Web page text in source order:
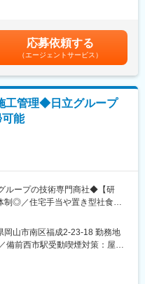
フロアで、営業と技術、その
取りやすく、部門を超えて協
ニケーションを活発化するだけ
駆けて常備するなど、人財を大
とを目指しています。
緒につくり、育てていく」仲
対するDX化に関する提案業務
い、DX化に向けた企画立案・
プロジェクトマネージャの補佐
作成支援
スクの整理、報告
ノウハウの共有・蓄積への貢
。 入社後の役職については、
考慮し、適切なポジションを
（昨年6月実績）■賞与：年2回
～7.2ヶ月分）賃金はあくまで
て上下する可能性があります。
です。
応募依頼する
（エージェントサービス）
工管理◆日立グループ
能
ループの技術専門商社◆【研
制◎／住宅手当や置き型社食等
上下水道の機械・電気設備）
。
、安全で質の高い工事を提供
岡山市南区福成2-23-18 勤務地
備前西市駅受動喫煙対策：屋内
事業所（リモートワーク含